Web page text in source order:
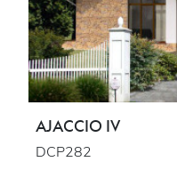
AJACCIO IV
DCP282